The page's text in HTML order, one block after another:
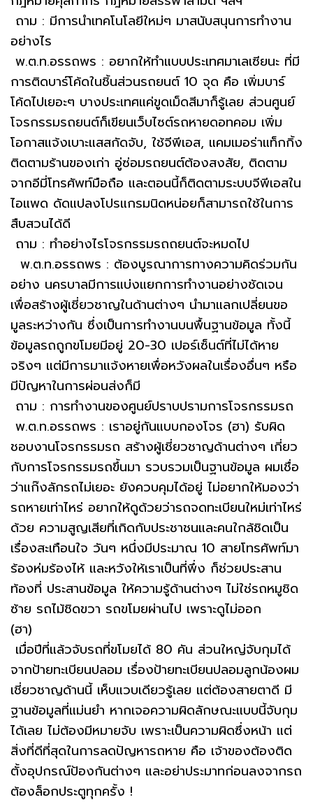
ถาม : มีการนำเทคโนโลยีใหม่ๆ มาสนับสนุนการทำงาน
อย่างไร
พ.ต.ท.อรรถพร : อยากให้ทำแบบประเทศมาเลเซียนะ ที่มี
การติดบาร์โค้ดในชิ้นส่วนรถยนต์ 10 จุด คือ เพิ่มบาร์
โค้ดไปเยอะๆ บางประเทศแค่ขูดเม็ดสีมาก็รู้เลย ส่วนศูนย์
โจรกรรมรถยนต์ก็เขียนเว็บไซต์รถหายดอทคอม เพิ่ม
โอกาสแจ้งเบาะแสสกัดจับ, ใช้จีพีเอส, แคมเมอร่าแท็กกิ้ง
ติดตามร้านของเก่า อู่ซ่อมรถยนต์ต้องสงสัย, ติดตาม
จากอีมี่โทรศัพท์มือถือ และตอนนี้ก็ติดตามระบบจีพีเอสใน
ไอแพด ดัดแปลงโปรแกรมนิดหน่อยก็สามารถใช้ในการ
สืบสวนได้ดี
ถาม : ทำอย่างไรโจรกรรมรถถยนต์จะหมดไป
พ.ต.ท.อรรถพร : ต้องบูรณาการทางความคิดร่วมกัน
อย่าง นครบาลมีการแบ่งแยกการทำงานอย่างชัดเจน
เพื่อสร้างผู้เชี่ยวชาญในด้านต่างๆ นำมาแลกเปลี่ยนขอ
มูลระหว่างกัน ซึ่งเป็นการทำงานบนพื้นฐานข้อมูล ทั้งนี้
ข้อมูลรถถูกขโมยมีอยู่ 20-30 เปอร์เซ็นต์ที่ไม่ได้หาย
จริงๆ แต่มีการมาแจ้งหายเพื่อหวังผลในเรื่องอื่นๆ หรือ
มีปัญหาในการผ่อนส่งก็มี
ถาม : การทำงานของศูนย์ปราบปรามการโจรกรรมรถ
พ.ต.ท.อรรถพร : เราอยู่กันแบบกองโจร (ฮา) รับผิด
ชอบงานโจรกรรมรถ สร้างผู้เชี่ยวชาญด้านต่างๆ เกี่ยว
กับการโจรกรรมรถขึ้นมา รวบรวมเป็นฐานข้อมูล ผมเชื่อ
ว่าแก๊งลักรถไม่เยอะ ยังควบคุมได้อยู่ ไม่อยากให้มองว่า
รถหายเท่าไหร่ อยากให้ดูด้วยว่ารถจดทะเบียนใหม่เท่าไหร่
ด้วย ความสูญเสียที่เกิดกับประชาชนและคนใกล้ชิดเป็น
เรื่องสะเทือนใจ วันๆ หนึ่งมีประมาณ 10 สายโทรศัพท์มา
ร้องห่มร้องไห้ และหวังให้เราเป็นที่พึ่ง ก็ช่วยประสาน
ท้องที่ ประสานข้อมูล ให้ความรู้ด้านต่างๆ ไม่ใช่รถหมูชิด
ซ้าย รถไม้ชิดขวา รถขโมยผ่านไป เพราะดูไม่ออก
(ฮา)
เมื่อปีที่แล้วจับรถที่ขโมยได้ 80 คัน ส่วนใหญ่จับกุมได้
จากป้ายทะเบียนปลอม เรื่องป้ายทะเบียนปลอมลูกน้องผม
เชี่ยวชาญด้านนี้ เห็บแวบเดียวรู้เลย แต่ต้องสายตาดี มี
ฐานข้อมูลที่แม่นยำ หากเจอความผิดลักษณะแบบนี้จับกุม
ได้เลย ไม่ต้องมีหมายจับ เพราะเป็นความผิดซึ่งหน้า แต่
สิ่งที่ดีที่สุดในการลดปัญหารถหาย คือ เจ้าของต้องติด
ตั้งอุปกรณ์ป้องกันต่างๆ และอย่าประมาทก่อนลงจากรถ
ต้องล็อกประตูทุกครั้ง !